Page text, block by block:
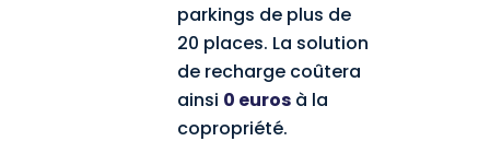
parkings de plus de
20 places. La solution
de recharge coûtera
ainsi 0 euros à la
copropriété.